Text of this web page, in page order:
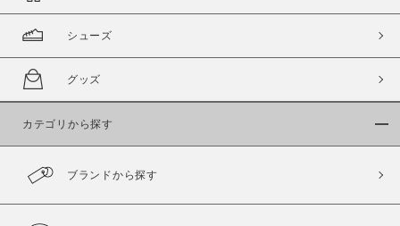
シューズ
グッズ
カテゴリから探す
ブランドから探す